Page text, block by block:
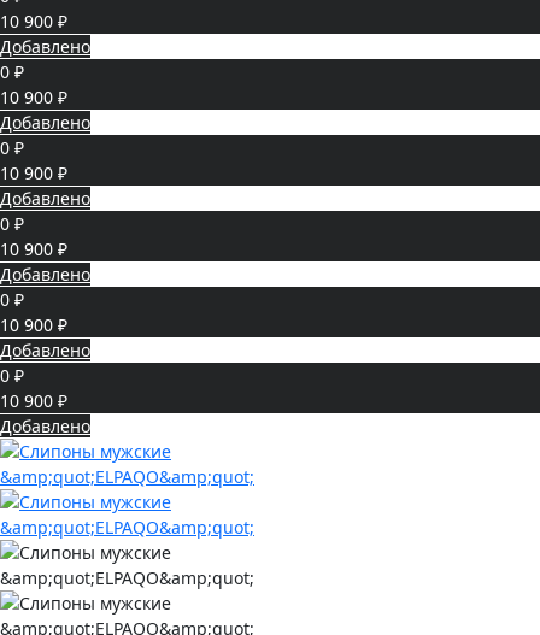
10 900 ₽
Добавлено
0 ₽
10 900 ₽
Добавлено
0 ₽
10 900 ₽
Добавлено
0 ₽
10 900 ₽
Добавлено
0 ₽
10 900 ₽
Добавлено
0 ₽
10 900 ₽
Добавлено